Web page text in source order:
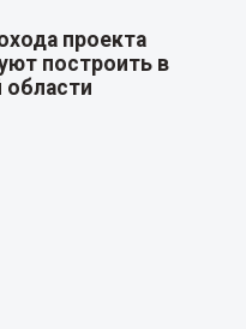
проекта
построить в